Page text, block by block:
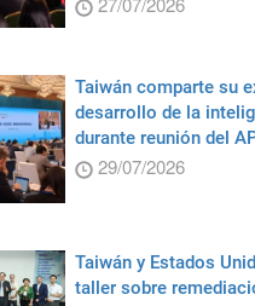
Taiwán comparte su
desarrollo de la
durante reunión del
29/07/2026
Taiwán y Estados
taller sobre